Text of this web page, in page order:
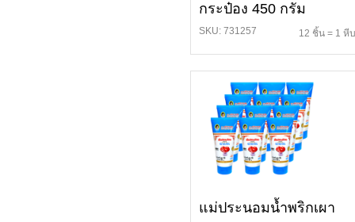
กระป๋อง 450 กรัม
SKU: 731257 12 ชิ้น = 1 หีบ
แม่ประนอมน้ำพริกเผา